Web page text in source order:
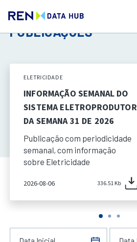
PUBLICAÇÕES
ELETRICIDADE
INFORMAÇÃO SEMANAL DO
SISTEMA ELETROPRODUTOR
DA SEMANA 31 DE 2026
Publicação com periodicidade
semanal, com informação
sobre Eletricidade
2026-08-06 336.51 Kb